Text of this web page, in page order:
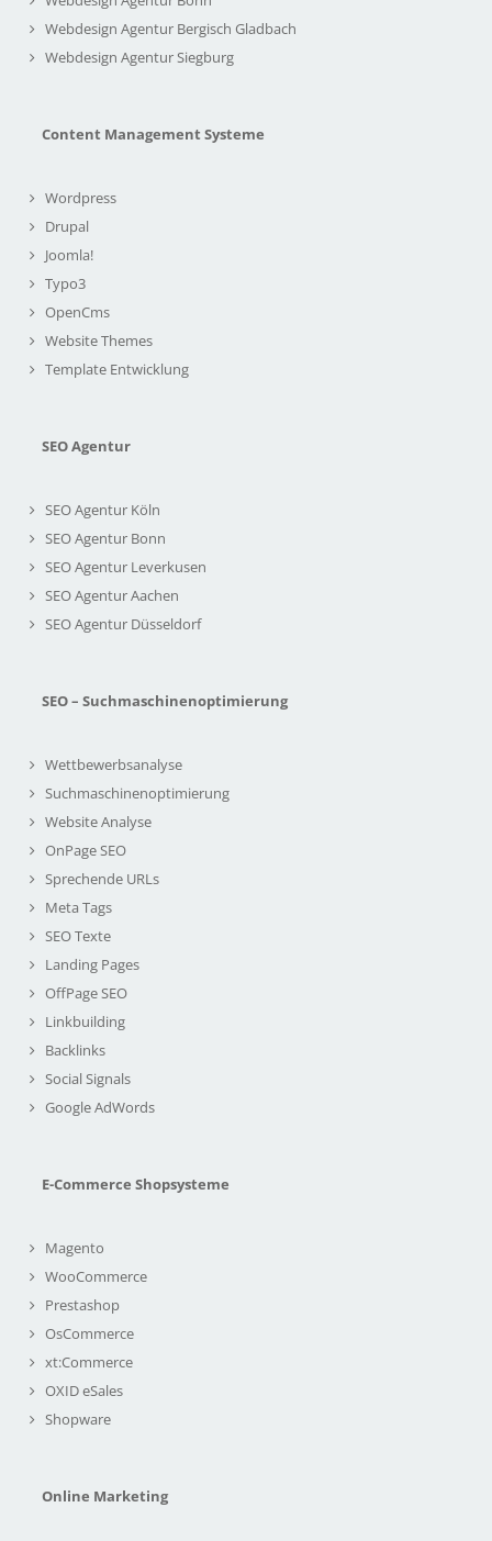
Webdesign Agentur Bergisch Gladbach
Webdesign Agentur Siegburg
Content Management Systeme
Wordpress
Drupal
Joomla!
Typo3
OpenCms
Website Themes
Template Entwicklung
SEO Agentur
SEO Agentur Köln
SEO Agentur Bonn
SEO Agentur Leverkusen
SEO Agentur Aachen
SEO Agentur Düsseldorf
SEO – Suchmaschinenoptimierung
Wettbewerbsanalyse
Suchmaschinenoptimierung
Website Analyse
OnPage SEO
Sprechende URLs
Meta Tags
SEO Texte
Landing Pages
OffPage SEO
Linkbuilding
Backlinks
Social Signals
Google AdWords
E-Commerce Shopsysteme
Magento
WooCommerce
Prestashop
OsCommerce
xt:Commerce
OXID eSales
Shopware
Online Marketing